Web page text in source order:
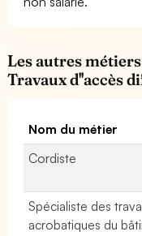
Les autres
Travaux d''accès
Nom du métier
Cordiste
Spécialiste des
acrobatiques du